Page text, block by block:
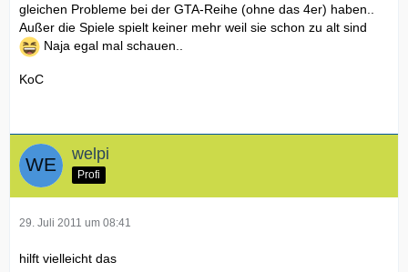
gleichen Probleme bei der GTA-Reihe (ohne das 4er) haben..
Außer die Spiele spielt keiner mehr weil sie schon zu alt sind
Naja egal mal schauen..
KoC
welpi
Profi
29. Juli 2011 um 08:41
hilft vielleicht das